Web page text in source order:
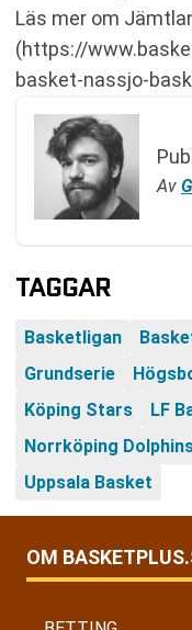
Läs mer om
(https://
basket-nassjo-
Av
TAGGAR
Basketligan
Grundserie
Köping Stars
LF
Norrköping
Uppsala Basket
OM